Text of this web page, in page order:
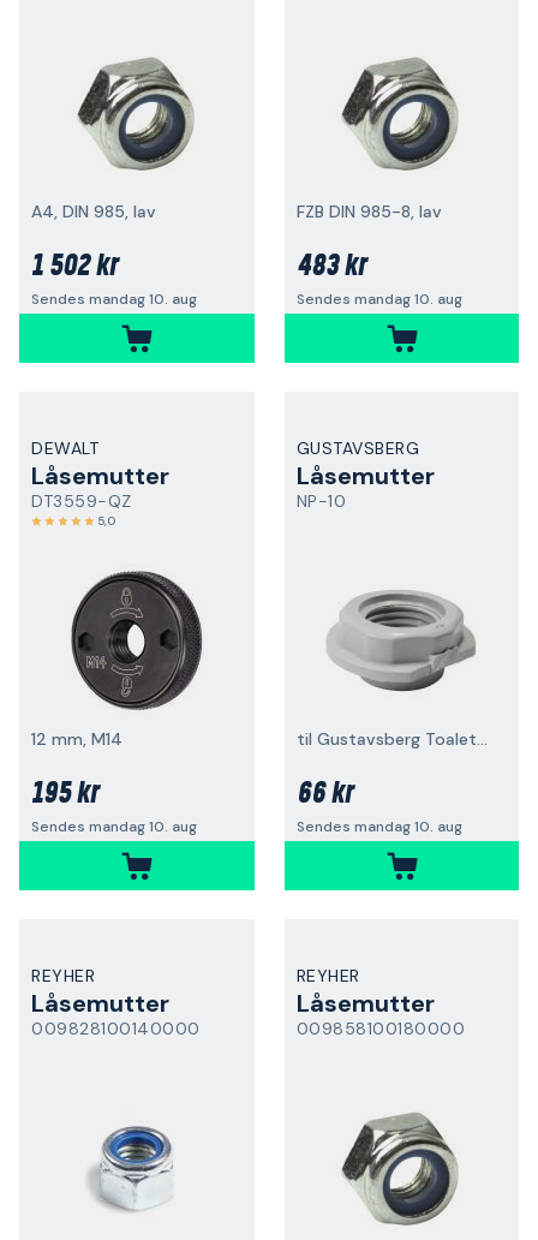
A4, DIN 985, lav
1 502 kr
Sendes mandag 10. aug
FZB DIN 985-8, lav
483 kr
Sendes mandag 10. aug
DEWALT
Låsemutter
DT3559-QZ
5,0
12 mm, M14
195 kr
Sendes mandag 10. aug
GUSTAVSBERG
Låsemutter
NP-10
til Gustavsberg Toalettstoler
66 kr
Sendes mandag 10. aug
REYHER
Låsemutter
009828100140000
REYHER
Låsemutter
009858100180000